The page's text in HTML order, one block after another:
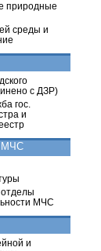
природные
среды и
с ДЗР)
гос.
и
МЧС
МЧС
и